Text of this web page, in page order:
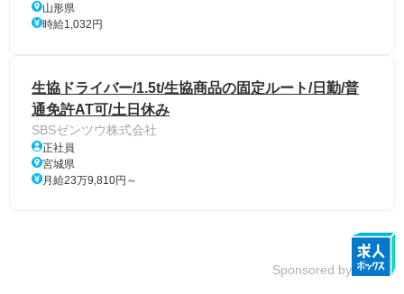
山形県
時給1,032円
生協ドライバー/1.5t/生協商品の固定ルート/日勤/普
通免許AT可/土日休み
SBSゼンツウ株式会社
正社員
宮城県
月給23万9,810円～
Sponsored by